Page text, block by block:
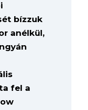
bízzuk
anélkül,
fel a